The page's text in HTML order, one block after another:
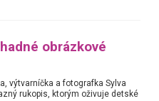
obrázkové
výtvarníčka a fotografka Sylva
rukopis, ktorým oživuje detské